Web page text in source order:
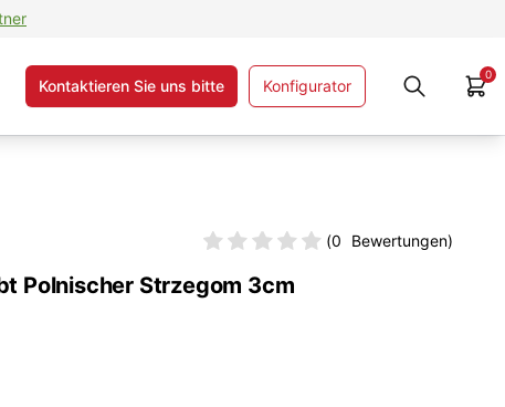
Kontaktieren Sie uns bitte Konfigurator
0
(0 Bewertungen)
Polnischer Strzegom 3cm